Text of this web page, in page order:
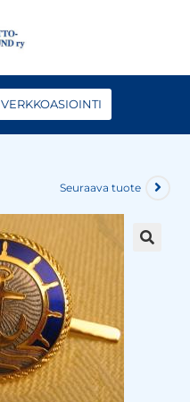
VERKKOASIOINTI
Seuraava tuote